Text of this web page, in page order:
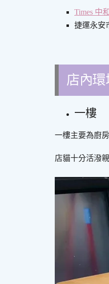
Times 中
捷運永安
店內環
一樓
一樓主要為廚
店貓十分活潑